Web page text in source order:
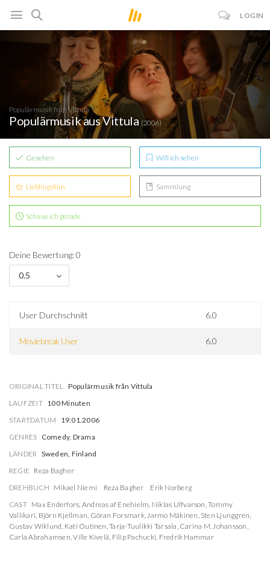
LOGIN
Populärmusik från Vittula
Populärmusik aus Vittula (2006)
Gesehen Will ich sehen
Lieblingsfilm Sammlung
Schaue ich gerade
Deine Bewertung: 0
0.5
User Durchschnitt 6.0
Moviebreak User 6.0
ORIGINAL TITEL Populärmusik från Vittula
LAUFZEIT 100 Minuten
STARTDATUM
19.01.2006
GENRES Comedy, Drama
LÄNDER Sweden, Finland
REGIE Reza Bagher
DREHBUCH Mikael Niemi Reza Bagher
Erik Norberg
CAST Max Enderfors, Andreas af Enehielm, Niklas Ulfvarson,Tommy
Vallikari, Björn Kjellman, Göran Forsmark,Jarmo Mäkinen, Sten Ljunggren,
Gustav Wiklund, Kati Outinen,Tarja-Tuulikki Tarsala, Carina M. Johansson,
Carla Abrahamsen,Ville Kivelä, Filip Pachucki, Fredrik Hammar